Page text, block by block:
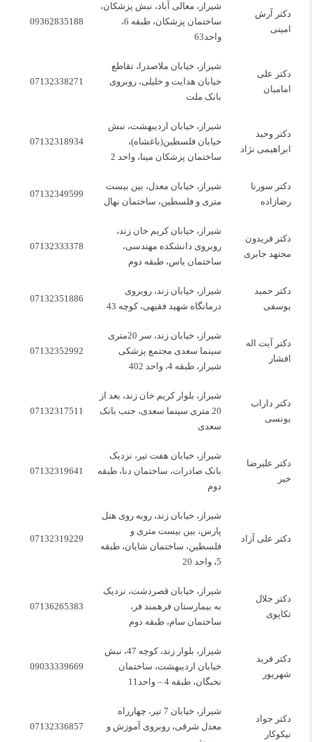
دکتر آرش
امینی
شیراز، معالی آباد، نبش پزشکان،
ساختمان پزشکان، طبقه 6،
واحد63
09362835188
دکتر علی
امامیان
شیراز، خیابان ملاصدرا، تقاطع
خیابان هدایت و خلیلی، روبروی
بانک ملت
07132338271
دکتر وحید
ابراهیمی‌ نژاد
شیراز، خیابان اردیبهشت، نبش
خیابان فلسطین(باغشاه)،
ساختمان پزشکان مینا، واحد 2
07132318934
دکتر سورنا
رضازاده
شیراز، خیابان معدل، بین بیست
متری و فلسطین، ساختمان نهال
07132349599
دکتر فریدون
مجتهد جابری
شیراز، خیابان کریم خان زند،
روبروی دانشکده مهندسی،
ساختمان یاس، طبقه دوم
07132333378
دکتر حمید
یوسفی
شیراز، خیابان زند، روبروی
درمانگاه شهید فقیهی، کوچه 43
07132351886
دکتر آیت اله
افشار
شیراز، خیابان زند، سر 20متری
سینما سعدی مجتمع پزشکی
شیراز، طبقه 4، واحد 402
07132352992
دکتر داراب
یونسی
شیراز، بلوار کریم خان زند، بعد از
20 متری سینما سعدی، جنب بانک
سعدی
07132317511
دکتر علیرضا
خیر
شیراز، خیابان هفت تیر، نزدیک
بانک صادرات، ساختمان دنا، طبقه
دوم
07132319641
دکتر علی آزاد
شیراز، خیابان زند، روبه روی هتل
پارس، بین بیست متری و
فلسطین، ساختمان شایان، طبقه
5، واحد 20
07132319229
دکتر جلال
تکاپوی
شیراز، خیابان قصردشت، نزدیک
به بیمارستان فرهمند فر،
ساختمان سام، طبقه دوم
07136265383
دکتر فرید
شهریور
شیراز، بلوار زند، کوچه 47، نبش
خیابان اردیبهشت، ساختمان
نخبگان، طبقه 4 – واحد11
09033339669
دکتر جواد
نیکوکار
شیراز، خیابان 7 تیر، چهارراه
معدل شرقی، روبروی آموزش و
07132336857